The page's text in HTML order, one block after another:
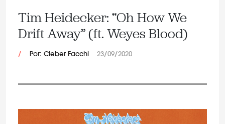
Tim Heidecker: “Oh How We
Drift Away” (ft. Weyes Blood)
/ Por: Cleber Facchi 23/09/2020